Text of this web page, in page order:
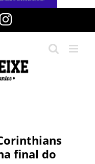
Instagram
final do